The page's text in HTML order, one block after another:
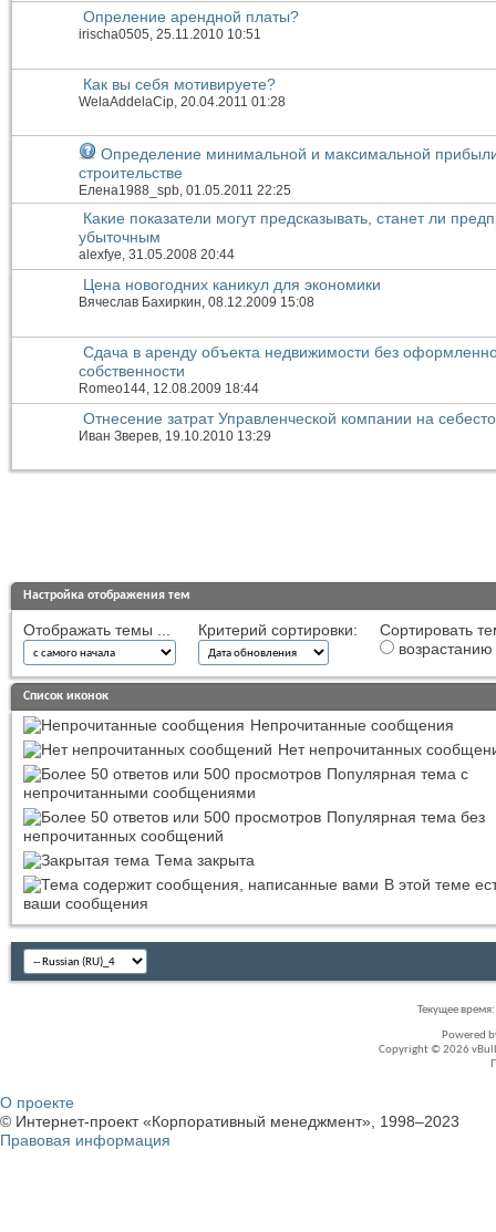
Опреление арендной платы?
irischa0505, 25.11.2010 10:51
Как вы себя мотивируете?
WelaAddelaCip , 20.04.2011 01:28
Определение минимальной и максимальной
строительстве
Елена1988_spb, 01.05.2011 22:25
Какие показатели могут предсказывать, станет ли
убыточным
alexfye , 31.05.2008 20:44
Цена новогодних каникул для экономики
Вячеслав Бахиркин, 08.12.2009 15:08
Сдача в аренду объекта недвижимости без
собственности
Romeo144 , 12.08.2009 18:44
Отнесение затрат Управленческой компании на
Иван Зверев, 19.10.2010 13:29
Настройка отображения тем
Отображать темы ... Критерий сортировки:
Сортировать
возрастанию
Список иконок
Непрочитанные сообщения
Нет непрочитанных
Популярная тема с
непрочитанными сообщениями
Популярная тема без
непрочитанных сообщений
Тема закрыта
В этой теме
ваши сообщения
Текущее время:
Powered
Copyright © 2026
О проекте
© Интернет-проект «Корпоративный менеджмент», 1998–2023
Правовая информация